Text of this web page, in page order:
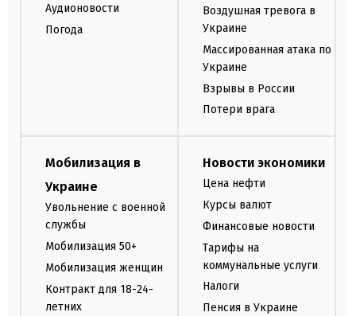
Аудионовости
Погода
Воздушная тревога в
Украине
Массированная атака по
Украине
Взрывы в России
Потери врага
Мобилизация в
Украине
Увольнение с военной
службы
Мобилизация 50+
Мобилизация женщин
Контракт для 18-24-
летних
Новости экономики
Цена нефти
Курсы валют
Финансовые новости
Тарифы на
коммунальные услуги
Налоги
Пенсия в Украине